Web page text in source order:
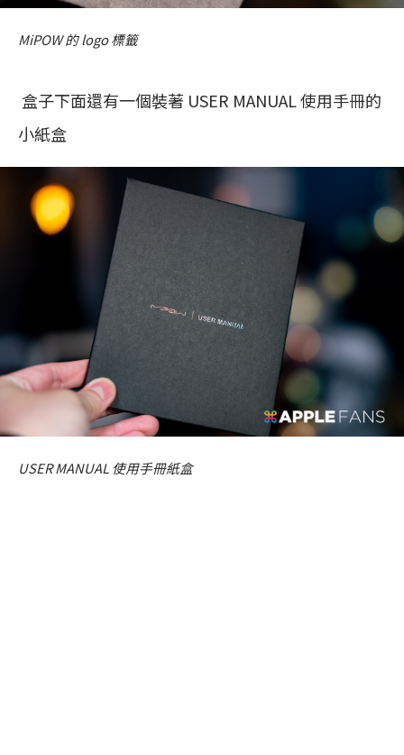
MiPOW 的 logo 標籤
盒子下面還有一個裝著 USER MANUAL 使用手冊的
小紙盒
USER MANUAL 使用手冊紙盒